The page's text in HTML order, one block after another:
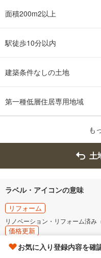
面積200m2以上
駅徒歩10分以内
建築条件なしの土地
第一種低層住居専用地域
も
土
ラベル・アイコンの意味
リフォーム
リノベーション・リフォーム済み
価格更新
価格の更新があった物件です。
複数の価格が表示されている物件
お気に入り登録内容を確